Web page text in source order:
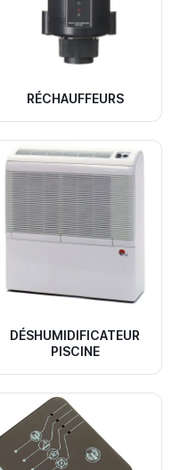
RÉCHAUFFEURS
DÉSHUMIDIFICATEUR
PISCINE